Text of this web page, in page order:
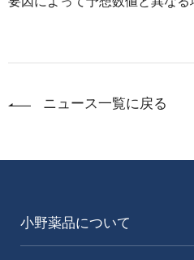
ニュース一覧に戻る
小野薬品について